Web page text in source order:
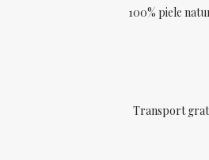
100% piele
Transport